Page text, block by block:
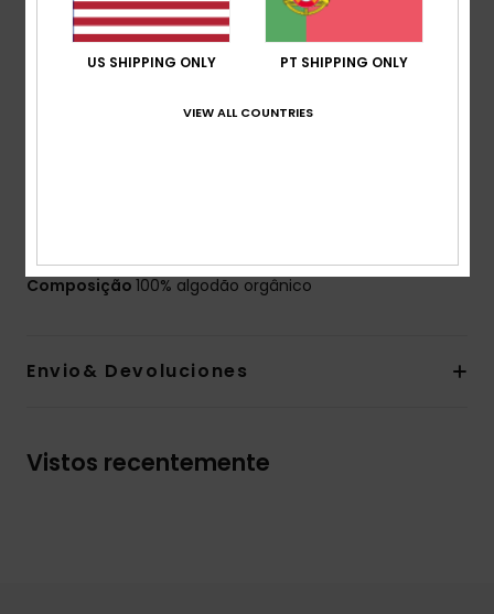
Corte:Normal
Gola:Gola com colarinho clássico
Mangas:Mangas curtas
Composição 100% algodão orgânico
Envio& Devoluciones
Vistos recentemente
US SHIPPING ONLY PT SHIPPING ONLY
VIEW ALL COUNTRIES